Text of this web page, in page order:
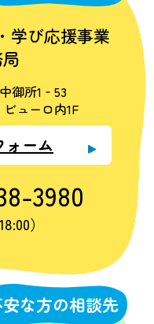
学び応援事業
御所1‐53
ューロ内1F
ォーム
3980
）
な方の相談先